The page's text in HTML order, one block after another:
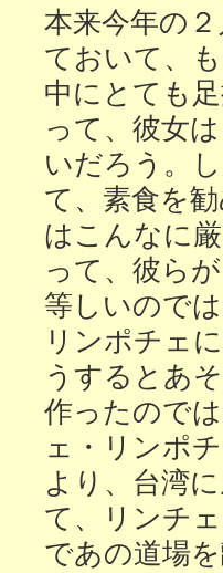
本来今年の
ておいて、
中にとても
って、彼女
いだろう。
て、素食を
はこんなに
って、彼ら
等しいので
リンポチェ
うするとあ
作ったので
ェ・リンポ
より、台湾
て、リンチ
であの道場